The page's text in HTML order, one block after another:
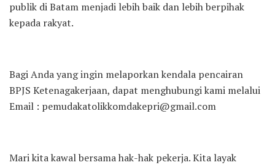
publik di Batam menjadi lebih baik dan lebih berpihak
kepada rakyat.
Bagi Anda yang ingin melaporkan kendala pencairan
BPJS Ketenagakerjaan, dapat menghubungi kami melalui
Email : pemudakatolikkomdakepri@gmail.com
Mari kita kawal bersama hak-hak pekerja. Kita layak